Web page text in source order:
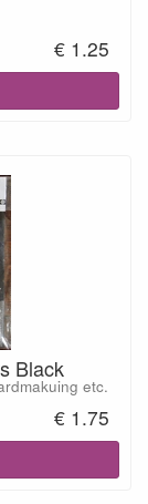
€ 1.25
Black
etc.
€ 1.75